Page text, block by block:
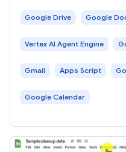
Google Drive Google
Vertex AI Agent Engine
Gmail Apps Script
Google Calendar